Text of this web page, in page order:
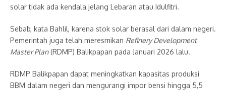
solar tidak ada kendala jelang Lebaran atau Idulfitri.
Sebab, kata Bahlil, karena stok solar berasal dari dalam negeri.
Pemerintah juga telah meresmikan Refinery Development
Master Plan(RDMP) Balikpapan pada Januari 2026 lalu.
RDMP Balikpapan dapat meningkatkan kapasitas produksi
BBM dalam negeri dan mengurangi impor bensi hingga 5,5